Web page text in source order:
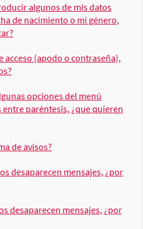
algunos de mis datos
de nacimiento o mi género,
acceso (apodo o contraseña),
opciones del menú
paréntesis, ¿que quieren
de avisos?
desaparecen mensajes, ¿por
desaparecen mensajes, ¿por